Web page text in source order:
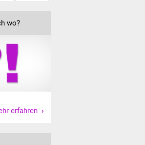
wo?
erfahren